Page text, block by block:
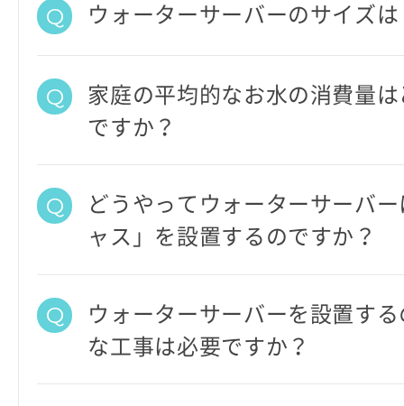
ウォーターサーバーのサイズは
家庭の平均的なお水の消費量
ですか？
どうやってウォーターサーバ
ャス」を設置するのですか？
ウォーターサーバーを設置す
な工事は必要ですか？